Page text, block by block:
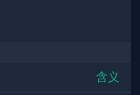
含义